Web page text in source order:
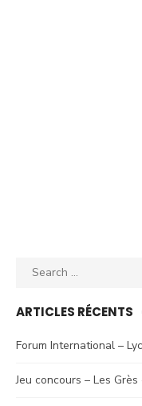
Search
ARTICLES RÉCENTS
Forum International –
Jeu concours – Les